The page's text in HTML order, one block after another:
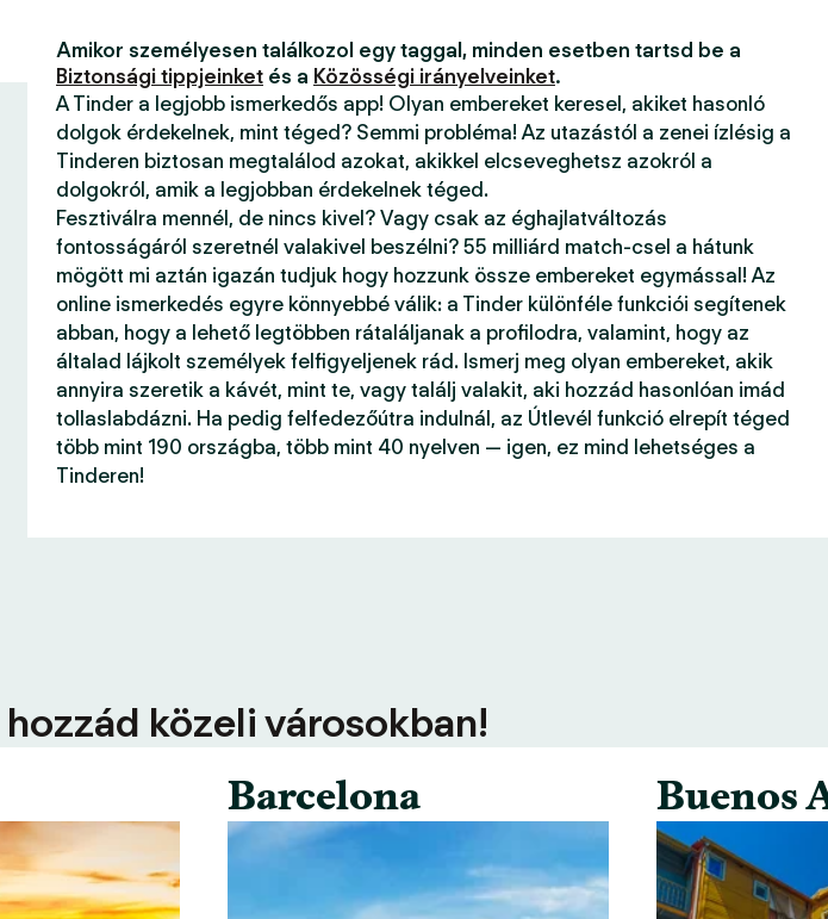
Amikor személyesen találkozol egy taggal, minden esetben tartsd be a
Biztonsági tippjeinket és a Közösségi irányelveinket.
A Tinder a legjobb ismerkedős app! Olyan embereket keresel, akiket hasonló
dolgok érdekelnek, mint téged? Semmi probléma! Az utazástól a zenei ízlésig a
Tinderen biztosan megtalálod azokat, akikkel elcseveghetsz azokról a
dolgokról, amik a legjobban érdekelnek téged.
Fesztiválra mennél, de nincs kivel? Vagy csak az éghajlatváltozás
fontosságáról szeretnél valakivel beszélni? 55 milliárd match-csel a hátunk
mögött mi aztán igazán tudjuk hogy hozzunk össze embereket egymással! Az
online ismerkedés egyre könnyebbé válik: a Tinder különféle funkciói segítenek
abban, hogy a lehető legtöbben rátaláljanak a profilodra, valamint, hogy az
általad lájkolt személyek felfigyeljenek rád. Ismerj meg olyan embereket, akik
annyira szeretik a kávét, mint te, vagy találj valakit, aki hozzád hasonlóan imád
tollaslabdázni. Ha pedig felfedezőútra indulnál, az Útlevél funkció elrepít téged
több mint 190 országba, több mint 40 nyelven — igen, ez mind lehetséges a
Tinderen!
közeli városokban!
Barcelona Buenos